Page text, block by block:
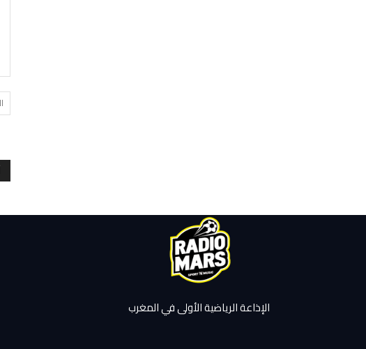
الإذاعة الرياضية الأولى في المغرب